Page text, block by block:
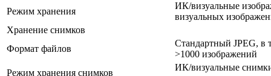
Режим хранения
ИК/визуальные
визуальных
Хранение снимков
Формат файлов
Стандартный JPEG, в
>1000 изображений
Режим хранения снимков
ИК/визуальные